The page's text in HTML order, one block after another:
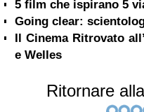
5 film che ispirano 5
Going clear:
Il Cinema Ritrovato
e Welles
Ritornare